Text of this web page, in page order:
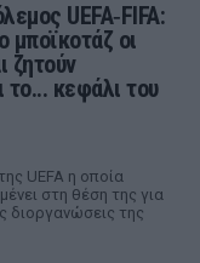
UEFA‑FIFA:
μποϊκοτάζ οι
ζητούν
το... κεφάλι του
UEFA η οποία
στη θέση της για
διοργανώσεις της